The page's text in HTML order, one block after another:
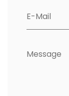
E-Mail
Message